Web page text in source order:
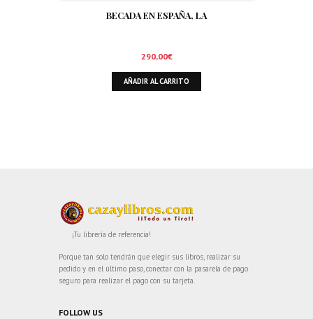
BECADA EN ESPAÑA, LA
290,00€
AÑADIR AL CARRITO
¡Tu librería de referencia!
Porque tan solo tendrán que elegir sus libros, realizar su
pedido y en el último paso, conectar con la pasarela de pago
seguro para realizar el pago con su tarjeta.
FOLLOW US